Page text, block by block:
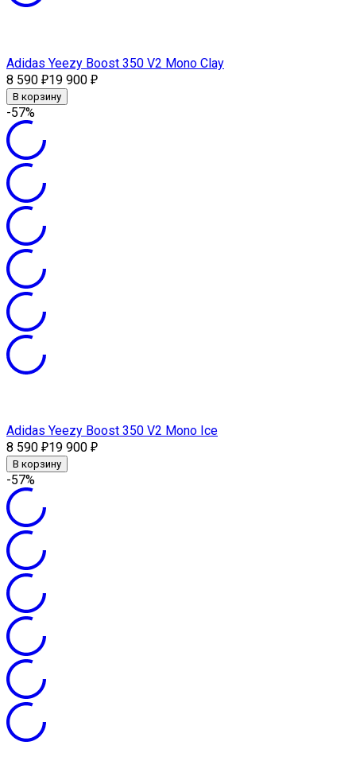
Adidas Yeezy Boost 350 V2 Mono Clay
8 590 ₽19 900 ₽
В корзину
-57%
Adidas Yeezy Boost 350 V2 Mono Ice
8 590 ₽19 900 ₽
В корзину
-57%